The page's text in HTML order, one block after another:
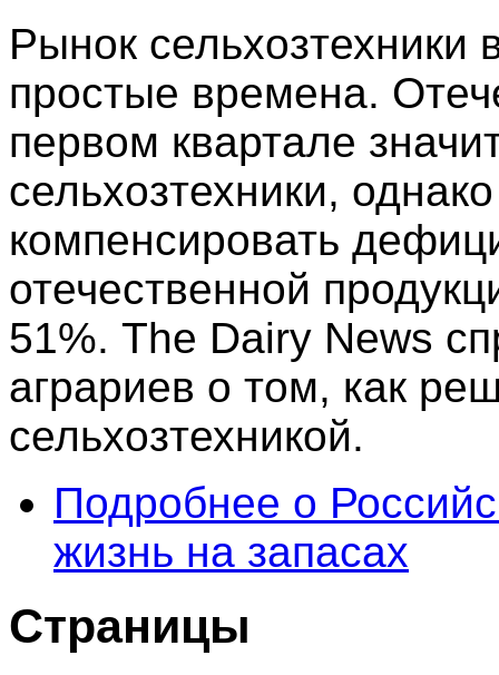
Рынок
простые времена.
первом квартале
сельхозтехники,
компенсировать
отечественной
51%. The Dairy News
аграриев о том, как
сельхозтехникой.
Подробнее о
жизнь на запасах
Страницы